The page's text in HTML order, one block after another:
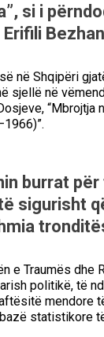
si i
në Shqipëri
sjellë në
“Mbrojtja
burrat
sigurisht
e Traumës dhe
politikë, të
mendore
statistikore